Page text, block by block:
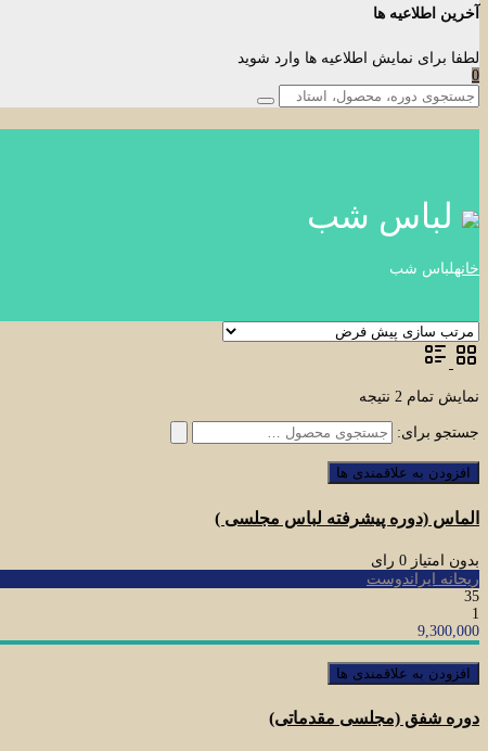
آخرین اطلاعیه ها
لطفا برای نمایش اطلاعیه ها وارد شوید
0
لباس شب
خانهلباس شب
نمایش تمام 2 نتیجه
جستجو برای:
افزودن به علاقمندی ها
الماس (دوره پیشرفته لباس مجلسی )
بدون امتیاز 0 رای
ریحانه ایراندوست
35
1
9,300,000
افزودن به علاقمندی ها
دوره شفق (مجلسی مقدماتی)